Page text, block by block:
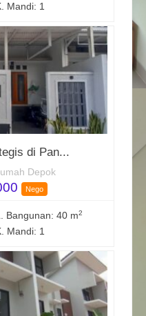
Mandi: 1
di Pan...
Depok
Nego
Bangunan: 40 m2
Mandi: 1